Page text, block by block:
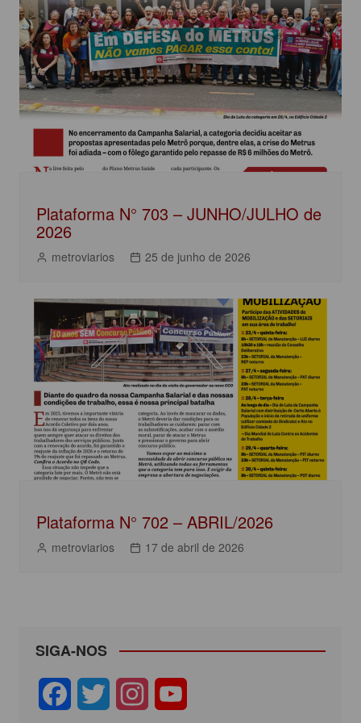
b
o
o
k
A
p
p
dI
n
Post
Plataforma N° 703 – JUNHO/JULHO de
2026
metroviarios 25 de junho de 2026
Plataforma N° 702 – ABRIL/2026
metroviarios 17 de abril de 2026
SIGA-NOS